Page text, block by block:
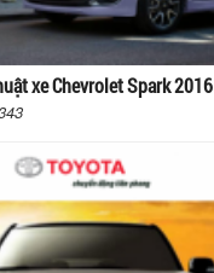
xe Chevrolet Spark 2016